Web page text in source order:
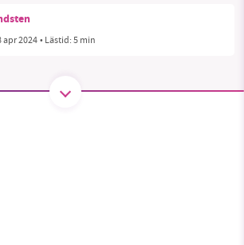
apr 2024• Lästid:5 min
för en hållbar framtid. Sedan